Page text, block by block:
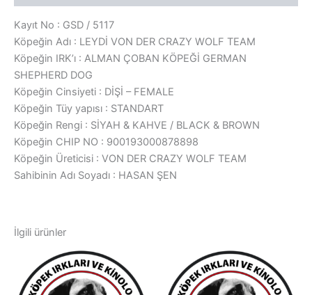
Kayıt No : GSD / 5117
Köpeğin Adı : LEYDİ VON DER CRAZY WOLF TEAM
Köpeğin IRK’ı : ALMAN ÇOBAN KÖPEĞİ GERMAN
SHEPHERD DOG
Köpeğin Cinsiyeti : DİŞİ – FEMALE
Köpeğin Tüy yapısı : STANDART
Köpeğin Rengi : SİYAH & KAHVE / BLACK & BROWN
Köpeğin CHIP NO : 900193000878898
Köpeğin Üreticisi : VON DER CRAZY WOLF TEAM
Sahibinin Adı Soyadı : HASAN ŞEN
İlgili ürünler